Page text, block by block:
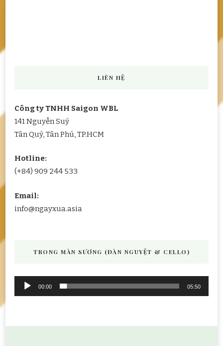
LIÊN HỆ
Công ty TNHH Saigon WBL
141 Nguyễn Suý
Tân Quý, Tân Phú, TP.HCM
Hotline:
(+84) 909 244 533
Email:
info@ngayxua.asia
TRONG MÀN SƯƠNG (ĐÀN NGUYỆT & CELLO)
Audio
Player
00:00 05:50